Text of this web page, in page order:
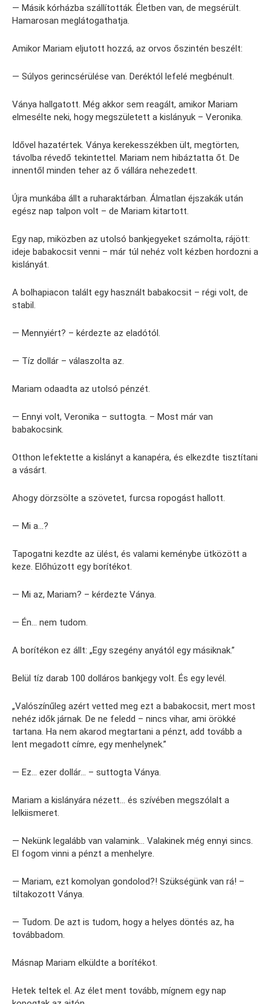
— Másik kórházba szállították. Életben van, de megsérült.
Hamarosan meglátogathatja.
Amikor Mariam eljutott hozzá, az orvos őszintén beszélt:
— Súlyos gerincsérülése van. Deréktól lefelé megbénult.
Ványa hallgatott. Még akkor sem reagált, amikor Mariam
elmesélte neki, hogy megszületett a kislányuk – Veronika.
Idővel hazatértek. Ványa kerekesszékben ült, megtörten,
távolba révedő tekintettel. Mariam nem hibáztatta őt. De
innentől minden teher az ő vállára nehezedett.
Újra munkába állt a ruharaktárban. Álmatlan éjszakák után
egész nap talpon volt – de Mariam kitartott.
Egy nap, miközben az utolsó bankjegyeket számolta, rájött:
ideje babakocsit venni – már túl nehéz volt kézben hordozni a
kislányát.
A bolhapiacon talált egy használt babakocsit – régi volt, de
stabil.
— Mennyiért? – kérdezte az eladótól.
— Tíz dollár – válaszolta az.
Mariam odaadta az utolsó pénzét.
— Ennyi volt, Veronika – suttogta. – Most már van
babakocsink.
Otthon lefektette a kislányt a kanapéra, és elkezdte tisztítani
a vásárt.
Ahogy dörzsölte a szövetet, furcsa ropogást hallott.
— Mi a…?
Tapogatni kezdte az ülést, és valami keménybe ütközött a
keze. Előhúzott egy borítékot.
— Mi az, Mariam? – kérdezte Ványa.
— Én… nem tudom.
A borítékon ez állt: „Egy szegény anyától egy másiknak.”
Belül tíz darab 100 dolláros bankjegy volt. És egy levél.
„Valószínűleg azért vetted meg ezt a babakocsit, mert most
nehéz idők járnak. De ne feledd – nincs vihar, ami örökké
tartana. Ha nem akarod megtartani a pénzt, add tovább a
lent megadott címre, egy menhelynek.”
— Ez… ezer dollár… – suttogta Ványa.
Mariam a kislányára nézett… és szívében megszólalt a
lelkiismeret.
— Nekünk legalább van valamink… Valakinek még ennyi sincs.
El fogom vinni a pénzt a menhelyre.
— Mariam, ezt komolyan gondolod?! Szükségünk van rá! –
tiltakozott Ványa.
— Tudom. De azt is tudom, hogy a helyes döntés az, ha
továbbadom.
Másnap Mariam elküldte a borítékot.
Hetek teltek el. Az élet ment tovább, mígnem egy nap